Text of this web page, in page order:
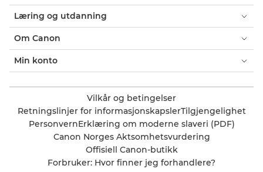
Læring og utdanning
Om Canon
Min konto
Vilkår og betingelser
Retningslinjer for informasjonskapslerTilgjengelighet
PersonvernErklæring om moderne slaveri (PDF)
Canon Norges Aktsomhetsvurdering
Offisiell Canon-butikk
Forbruker: Hvor finner jeg forhandlere?